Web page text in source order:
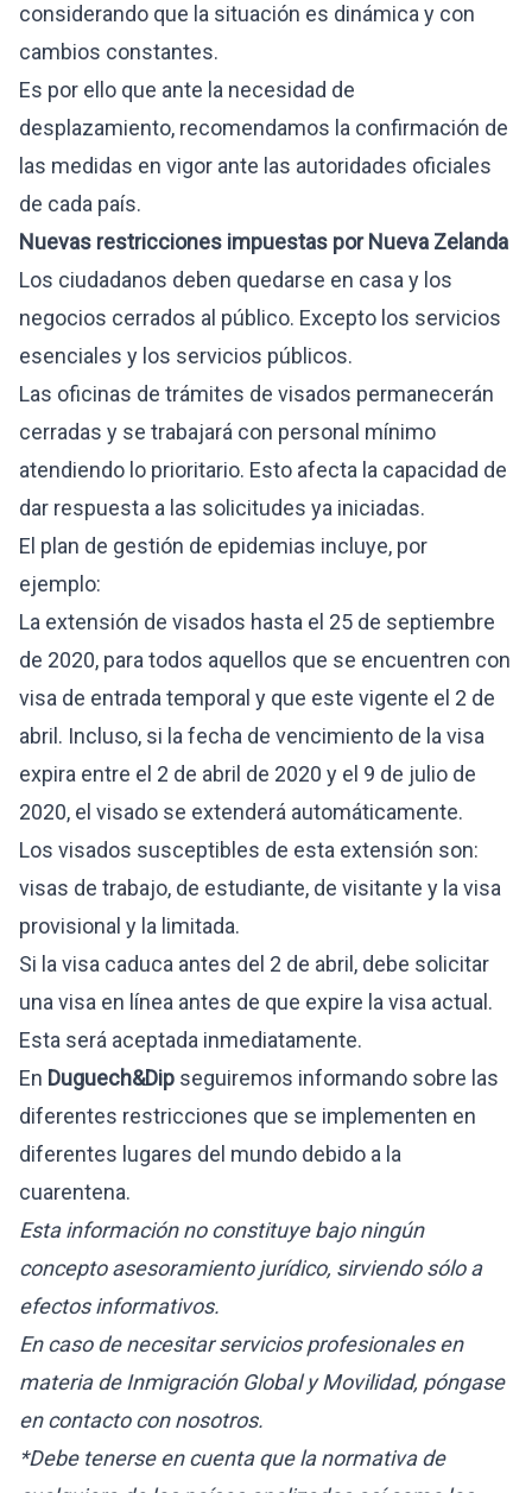
considerando que la situación es dinámica y con
cambios constantes.
Es por ello que ante la necesidad de
desplazamiento, recomendamos la confirmación de
las medidas en vigor ante las autoridades oficiales
de cada país.
Nuevas restricciones impuestas por Nueva Zelanda
Los ciudadanos deben quedarse en casa y los
negocios cerrados al público. Excepto los servicios
esenciales y los servicios públicos.
Las oficinas de trámites de visados permanecerán
cerradas y se trabajará con personal mínimo
atendiendo lo prioritario. Esto afecta la capacidad de
dar respuesta a las solicitudes ya iniciadas.
El plan de gestión de epidemias incluye, por
ejemplo:
La extensión de visados hasta el 25 de septiembre
de 2020, para todos aquellos que se encuentren con
visa de entrada temporal y que este vigente el 2 de
abril. Incluso, si la fecha de vencimiento de la visa
expira entre el 2 de abril de 2020 y el 9 de julio de
2020, el visado se extenderá automáticamente.
Los visados susceptibles de esta extensión son:
visas de trabajo, de estudiante, de visitante y la visa
provisional y la limitada.
Si la visa caduca antes del 2 de abril, debe solicitar
una visa en línea antes de que expire la visa actual.
Esta será aceptada inmediatamente.
En Duguech&Dip seguiremos informando sobre las
diferentes restricciones que se implementen en
diferentes lugares del mundo debido a la
cuarentena.
Esta información no constituye bajo ningún
concepto asesoramiento jurídico, sirviendo sólo a
efectos informativos.
En caso de necesitar servicios profesionales en
materia de Inmigración Global y Movilidad, póngase
en contacto con nosotros.
*Debe tenerse en cuenta que la normativa de